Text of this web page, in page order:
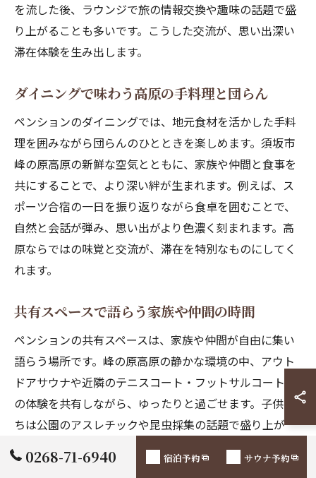
を流した後、ラウンジで旅の情報交換や趣味の話題で盛
り上がることも多いです。こうした交流が、思い出深い
滞在体験を生み出します。
ダイニングで味わう高原の手料理と団らん
ペンションのダイニングでは、地元食材を活かした手料
理を囲みながら団らんのひとときを楽しめます。須坂市
峰の原高原の新鮮な空気とともに、家族や仲間と食事を
共にすることで、より深い絆が生まれます。例えば、ス
ポーツ合宿の一日を振り返りながら食卓を囲むことで、
自然と会話が弾み、思い出がより色濃く刻まれます。高
原ならではの味覚と交流が、滞在を特別なものにしてく
れます。
共有スペースで語らう家族や仲間の時間
ペンションの共有スペースは、家族や仲間が自由に集い
語らう場所です。峰の原高原の静かな環境の中、アウト
ドアサウナや近隣のテニスコート・フットサルコートで
の体験を共有しながら、ゆったりと過ごせます。子供た
ちは公園のアスレチックや昆虫採集の話題で盛り上が
り、大人は旅の計画やスポーツ談義に花を咲かせます。
こうした語らいが、ペンションならではの温かい思い出
0268-71-6940 宿泊予約 サウナ予約